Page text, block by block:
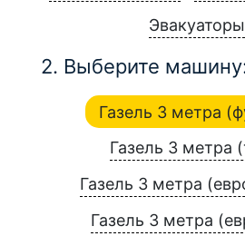
Эвакуаторы
2. Выберите
Газель 3 метра
Газель 3 метра
Газель 3 метра
Газель 3 метра